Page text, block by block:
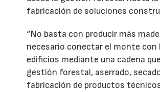
fabricación de soluciones
“No basta con producir más
necesario conectar el monte con
edificios mediante una cadena
gestión forestal, aserrado,
fabricación de productos